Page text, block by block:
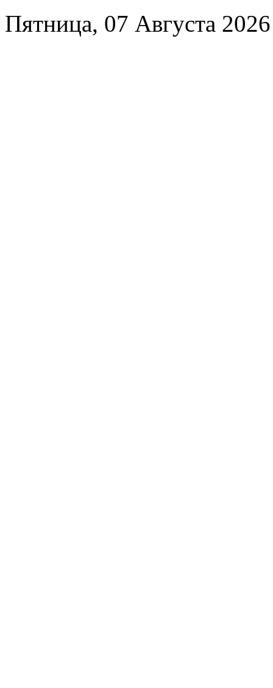
Пятница, 07 Августа 2026